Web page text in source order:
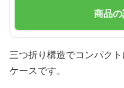
商品
三つ折り構造でコンパク
ケースです。